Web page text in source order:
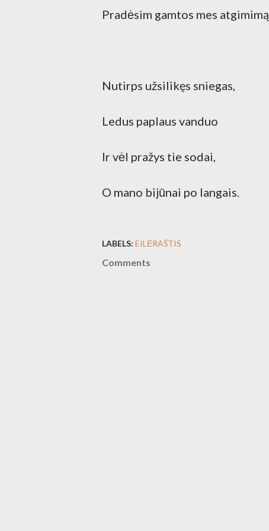
Pradėsim gamtos mes atgimimą
Nutirps užsilikęs sniegas,
Ledus paplaus vanduo
Ir vėl pražys tie sodai,
O mano bijūnai po langais.
LABELS: EILĖRAŠTIS
Comments